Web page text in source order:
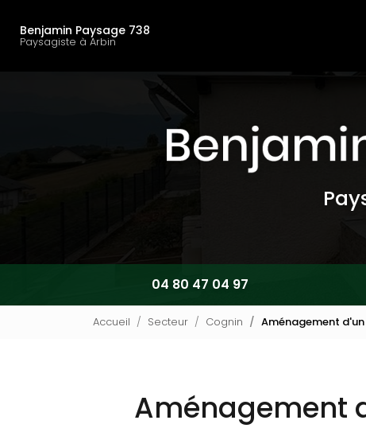
contenu
Benjamin Paysage 738
Paysagiste à Arbin
04 80 47 04 97
Accueil Secteur Cognin Aménagement
Aménagement